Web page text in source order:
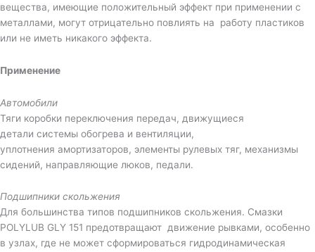
вещества, имеющие положительный эффект при применении с
металлами, могут отрицательно повлиять на работу пластиков
или не иметь никакого эффекта.
Применение
Автомобили
Тяги коробки переключения передач, движущиеся
детали системы обогрева и вентиляции,
уплотнения амортизаторов, элементы рулевых тяг, механизмы
сидений, направляющие люков, педали.
Подшипники скольжения
Для большинства типов подшипников скольжения. Смазки
POLYLUB GLY 151 предотвращают движение рывками, особенно
в узлах, где не может сформироваться гидродинамическая